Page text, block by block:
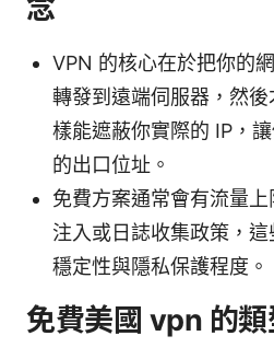
念
VPN 的核心在於把你的
轉發到遠端伺服器，然
樣能遮蔽你實際的 IP，
的出口位址。
免費方案通常會有流量
注入或日誌收集政策，
穩定性與隱私保護程度。
免費美國 vpn 的